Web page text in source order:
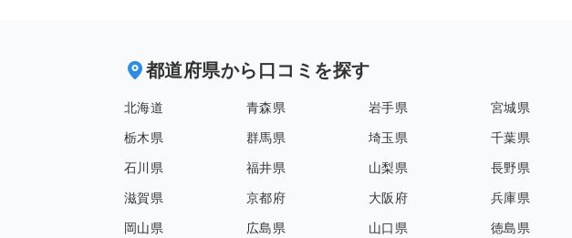
都道府県から口コミを探す
北海道 青森県 岩手県 宮城県
栃木県 群馬県 埼玉県 千葉県
石川県 福井県 山梨県 長野県
滋賀県 京都府 大阪府 兵庫県
岡山県 広島県 山口県 徳島県